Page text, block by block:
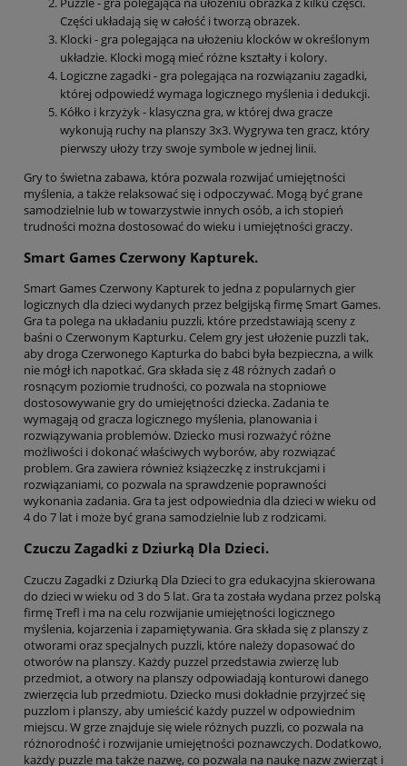
Części układają się w całość i tworzą obrazek.
Klocki - gra polegająca na ułożeniu klocków w określonym
układzie. Klocki mogą mieć różne kształty i kolory.
Logiczne zagadki - gra polegająca na rozwiązaniu zagadki,
której odpowiedź wymaga logicznego myślenia i dedukcji.
Kółko i krzyżyk - klasyczna gra, w której dwa gracze
wykonują ruchy na planszy 3x3. Wygrywa ten gracz, który
pierwszy ułoży trzy swoje symbole w jednej linii.
Gry to świetna zabawa, która pozwala rozwijać umiejętności
myślenia, a także relaksować się i odpoczywać. Mogą być grane
samodzielnie lub w towarzystwie innych osób, a ich stopień
trudności można dostosować do wieku i umiejętności graczy.
Smart Games Czerwony Kapturek.
Smart Games Czerwony Kapturek to jedna z popularnych gier
logicznych dla dzieci wydanych przez belgijską firmę Smart Games.
Gra ta polega na układaniu puzzli, które przedstawiają sceny z
baśni o Czerwonym Kapturku. Celem gry jest ułożenie puzzli tak,
aby droga Czerwonego Kapturka do babci była bezpieczna, a wilk
nie mógł ich napotkać. Gra składa się z 48 różnych zadań o
rosnącym poziomie trudności, co pozwala na stopniowe
dostosowywanie gry do umiejętności dziecka. Zadania te
wymagają od gracza logicznego myślenia, planowania i
rozwiązywania problemów. Dziecko musi rozważyć różne
możliwości i dokonać właściwych wyborów, aby rozwiązać
problem. Gra zawiera również książeczkę z instrukcjami i
rozwiązaniami, co pozwala na sprawdzenie poprawności
wykonania zadania. Gra ta jest odpowiednia dla dzieci w wieku od
4 do 7 lat i może być grana samodzielnie lub z rodzicami.
Czuczu Zagadki z Dziurką Dla Dzieci.
Czuczu Zagadki z Dziurką Dla Dzieci to gra edukacyjna skierowana
do dzieci w wieku od 3 do 5 lat. Gra ta została wydana przez polską
firmę Trefl i ma na celu rozwijanie umiejętności logicznego
myślenia, kojarzenia i zapamiętywania. Gra składa się z planszy z
otworami oraz specjalnych puzzli, które należy dopasować do
otworów na planszy. Każdy puzzel przedstawia zwierzę lub
przedmiot, a otwory na planszy odpowiadają konturowi danego
zwierzęcia lub przedmiotu. Dziecko musi dokładnie przyjrzeć się
puzzlom i planszy, aby umieścić każdy puzzel w odpowiednim
miejscu. W grze znajduje się wiele różnych puzzli, co pozwala na
różnorodność i rozwijanie umiejętności poznawczych. Dodatkowo,
każdy puzzle ma także nazwę, co pozwala na naukę nazw zwierząt i